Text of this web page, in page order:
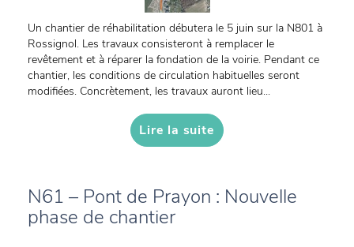
Un chantier de réhabilitation débutera le 5 juin sur la N801 à
Rossignol. Les travaux consisteront à remplacer le
revêtement et à réparer la fondation de la voirie. Pendant ce
chantier, les conditions de circulation habituelles seront
modifiées. Concrètement, les travaux auront lieu...
Lire la suite
N61 – Pont de Prayon : Nouvelle
phase de chantier